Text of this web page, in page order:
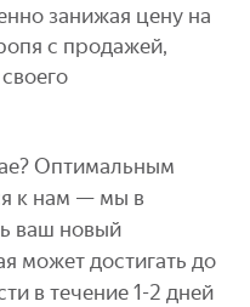
занижая цену на
с продажей,
Оптимальным
к нам — мы в
ваш новый
может достигать до
в течение 1-2 дней